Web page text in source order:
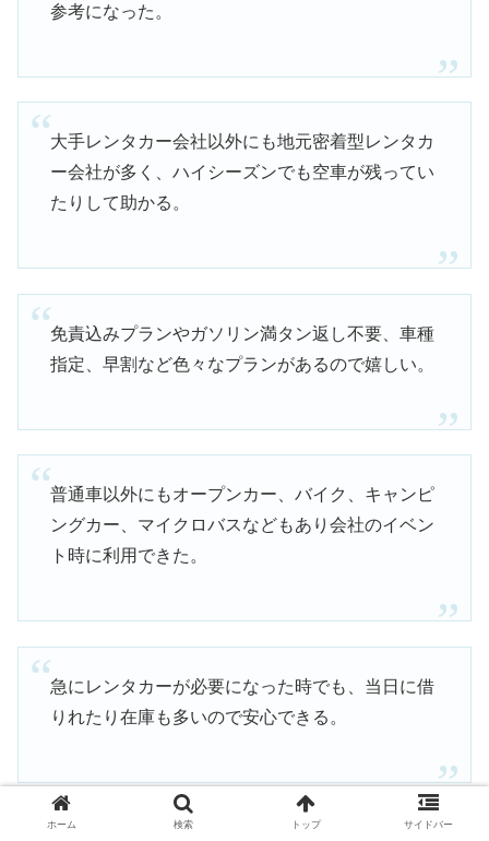
参考になった。
大手レンタカー会社以外にも地元密着型レンタカ
ー会社が多く、ハイシーズンでも空車が残ってい
たりして助かる。
免責込みプランやガソリン満タン返し不要、車種
指定、早割など色々なプランがあるので嬉しい。
普通車以外にもオープンカー、バイク、キャンピ
ングカー、マイクロバスなどもあり会社のイベン
ト時に利用できた。
急にレンタカーが必要になった時でも、当日に借
りれたり在庫も多いので安心できる。
引用：公式サイト より
ホーム 検索 トップ サイドバー